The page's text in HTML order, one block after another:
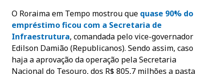
O Roraima em Tempo mostrou que quase 90% do
empréstimo ficou com a Secretaria de
Infraestrutura, comandada pelo vice-governador
Edilson Damião (Republicanos). Sendo assim, caso
haja a aprovação da operação pela Secretaria
Nacional do Tesouro, dos R$ 805,7 milhões a pasta